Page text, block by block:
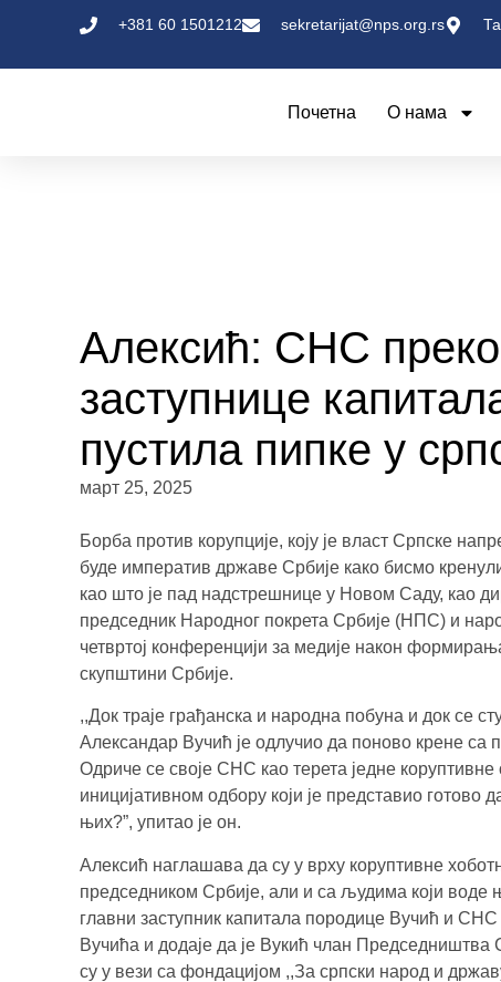
+381 60 1501212 sekretarijat@nps.org.rs
Почетна О нама
Алексић: СНС преко
заступнице
пустила пипке у
март 25, 2025
Борба против корупције, коју је власт Српске
буде императив државе Србије како бисмо
као што је пад надстрешнице у Новом Саду, као
председник Народног покрета Србије (НПС) и
четвртој конференцији за медије након
скупштини Србије.
,,Док траје грађанска и народна побуна и док се
Александар Вучић је одлучио да поново крене
Одриче се своје СНС као терета једне коруптивне
иницијативном одбору који је представио
њих?”, упитао је он.
Алексић наглашава да су у врху коруптивне
председником Србије, али и са људима који воде
главни заступник капитала породице Вучић и
Вучића и додаје да је Вукић члан Председништва
су у вези са фондацијом ,,За српски народ и